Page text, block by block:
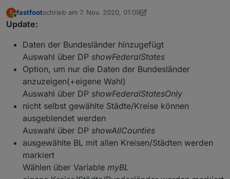
Österreichhabe ich einmal versucht, die Daten für
Covid 19 Adapter, weshalb er vor Nutzung installiert
und konfiguriert(Städte und Kreise) werden muss
Ich hoffe jemand kann es gebrauchen, über Feedback
Eigene Kreise/Städte können definiert werden,
Ein Minimalwert kann definiert werden, kleinere
Werte werden ausgeblendet
Die Daten stehen als JSON und HTML Tabelle zur
Verfügung, um sie in VIS darstellen zu können
Adapter neue Daten liefert
Bewertung mit Ampelfarben
Einfache Darstellung in VIS
Skript für 7 Tage Werte aller Landkreise
Simples VIS Template alle Daten
(erfordert den inventwo widget Adapter)
F
Online
fastfootschrieb am 7. Nov. 2020, 01:09
zuletzt editiert von fastfoot11. Juli 2020, 07:01
Update:
Daten der Bundesländer hinzugefügt
Auswahl über DP showFederalStates
Option, um nur die Daten der Bundesländer
anzuzeigen(+eigene Wahl)
Auswahl über DP showFederalStatesOnly
nicht selbst gewählte Städte/Kreise können
ausgeblendet werden
Auswahl über DP showAllCounties
ausgewählte BL mit allen Kreisen/Städten werden
markiert
Wählen über Variable myBL